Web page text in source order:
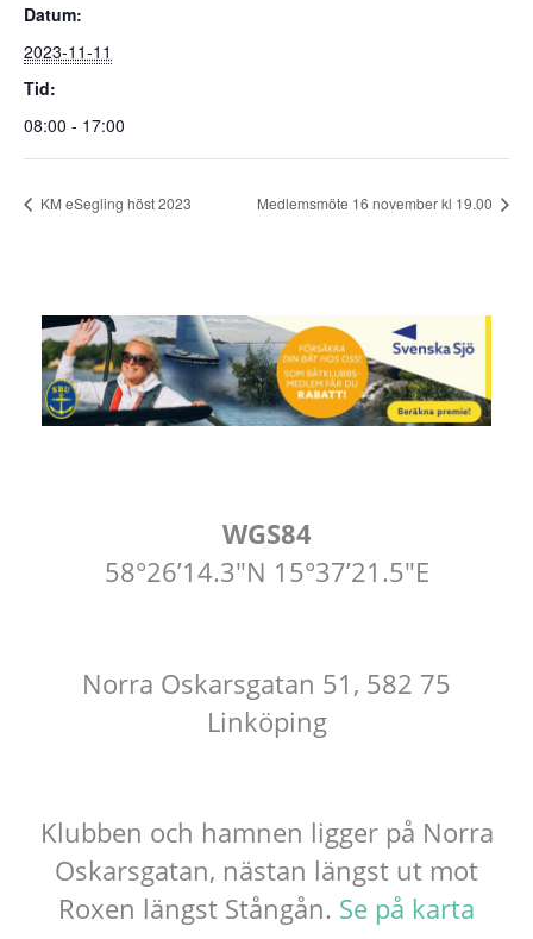
Datum:
2023-11-11
Tid:
08:00 - 17:00
KM eSegling höst 2023 Medlemsmöte 16 november kl 19.00
WGS84
58°26’14.3″N 15°37’21.5″E
Norra Oskarsgatan 51, 582 75
Linköping
Klubben och hamnen ligger på Norra
Oskarsgatan, nästan längst ut mot
Roxen längst Stångån. Se på karta